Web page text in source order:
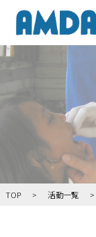
TOP 活動一覧